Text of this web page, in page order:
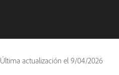
Última actualización el 9/04/2026